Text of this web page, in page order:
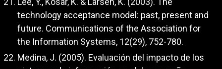
technology acceptance model: past, present and
future. Communications of the Association for
the Information Systems, 12(29), 752-780.
Medina, J. (2005). Evaluación del impacto de los